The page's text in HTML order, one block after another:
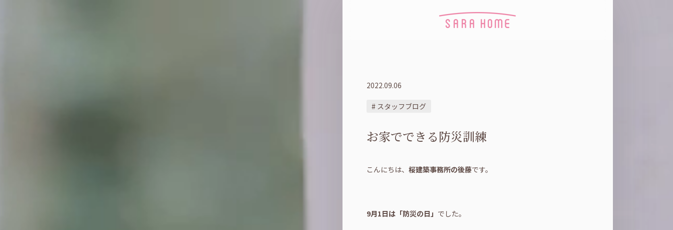
2022.09.06
# スタッフブログ
お家でできる防災訓練
こんにちは、 桜建築事務所の後藤です。
9月1日は「防災の日」 でした。